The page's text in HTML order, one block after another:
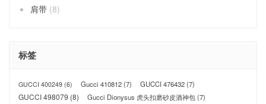
肩带 (8)
标签
GUCCI 400249 (6) Gucci 410812(7) GUCCI 476432(7)
GUCCI 498079 (8) Gucci Dionysus 虎头扣磨砂皮酒神包(7)